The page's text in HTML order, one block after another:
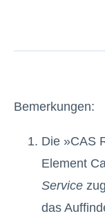
Bemerkungen:
Die »CAS
Element
Service
das